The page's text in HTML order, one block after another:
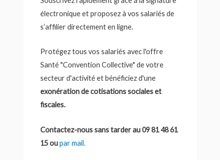
électronique et proposez à vos salariés de
s’affilier directement en ligne.
Protégez tous vos salariés avec l'offre
Santé "Convention Collective" de votre
secteur d'activité et bénéficiez d'une
exonération de cotisations sociales et
fiscales.
Contactez-nous sans tarder au 09 81 48 61
15 oupar mail.